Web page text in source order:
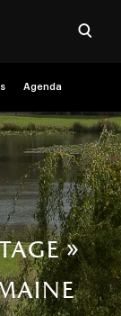
Agenda
»